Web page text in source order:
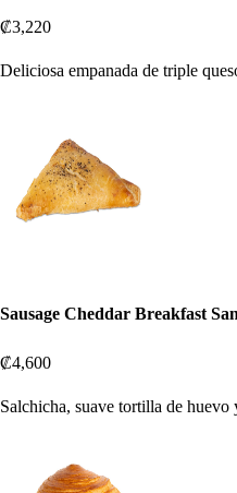
₡3,220
Deliciosa empanada de triple
Sausage Cheddar Breakfast
₡4,600
Salchicha, suave tortilla de huevo